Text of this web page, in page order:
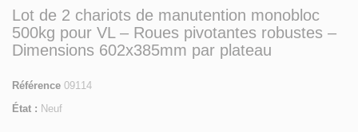
Lot de 2 chariots de manutention monobloc
500kg pour VL – Roues pivotantes robustes –
Dimensions 602x385mm par plateau
Référence 09114
État : Neuf